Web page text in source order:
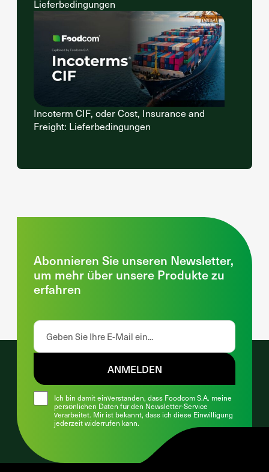
Lieferbedingungen
Incoterm CIF, oder Cost, Insurance and
Freight: Lieferbedingungen
Abonnieren Sie unseren Newsletter,
um mehr über unsere Produkte zu
erfahren
Ich bin damit einverstanden, dass Foodcom S.A. meine
persönlichen Daten für den Newsletter-Service
verarbeitet. Mir ist bekannt, dass ich diese Einwilligung
jederzeit widerrufen kann.
ANMELDEN